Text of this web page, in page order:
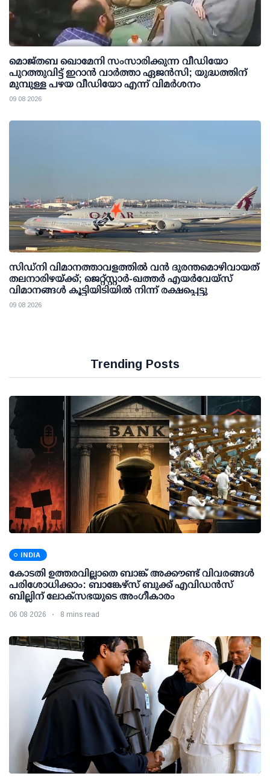
മൊജ്തബ ഖൊമേനി സംസാരിക്കുന്ന വീഡിയോ
പുറത്തുവിട്ട് ഇറാന്‍ വാര്‍ത്താ ഏജന്‍സി; യുദ്ധത്തിന്
മുമ്പുള്ള പഴയ വീഡിയോ എന്ന് വിമര്‍ശനം
09 08 2026
സിഡ്‌നി വിമാനത്താവളത്തിൽ വൻ ദുരന്തമൊഴിവായത്
തലനാരിഴയ്ക്ക്; ജെറ്റ്‌സ്റ്റാർ-ഖത്തർ എയർവേയ്‌സ്
വിമാനങ്ങൾ കൂട്ടിയിടിയിൽ നിന്ന് രക്ഷപ്പെട്ടു
09 08 2026
Trending Posts
INDIA
കോടതി ഉത്തരവില്ലാതെ ബാങ്ക് അക്കൗണ്ട് വിവരങ്ങള്‍
പരിശോധിക്കാം: ബാങ്കേഴ്സ് ബുക്ക് എവിഡന്‍സ്
ബില്ലിന് ലോക്സഭയുടെ അംഗീകാരം
06 08 2026 8 mins read